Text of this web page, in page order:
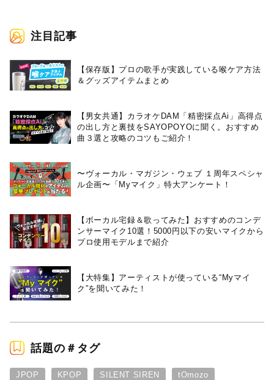
注目記事
【保存版】プロの歌手が実践している喉ケア⽅法
＆グッズアイテムまとめ
【男女共通】カラオケDAM「精密採点Ai」高得点
の出し方と裏技をSAYOPOYOに聞く。おすすめ
曲３選と攻略のコツもご紹介！
〜ヴォーカル・マガジン・ウェブ １周年スペシャ
ル企画〜「Myマイク」特大アンケート！
【ボーカル宅録＆歌ってみた】おすすめのコンデ
ンサーマイク10選！5000円以下の安いマイクから
プロ使用モデルまで紹介
【大特集】アーティストが使っている“Myマイ
ク”を聞いてみた！
話題の＃タグ
JPOP KPOP SILENT SIREN tOmozo